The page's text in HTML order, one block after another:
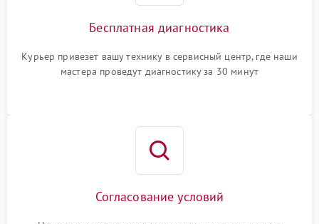
Бесплатная диагностика
Курьер привезет вашу технику в сервисный центр, где наши
мастера проведут диагностику за 30 минут
Согласование условий